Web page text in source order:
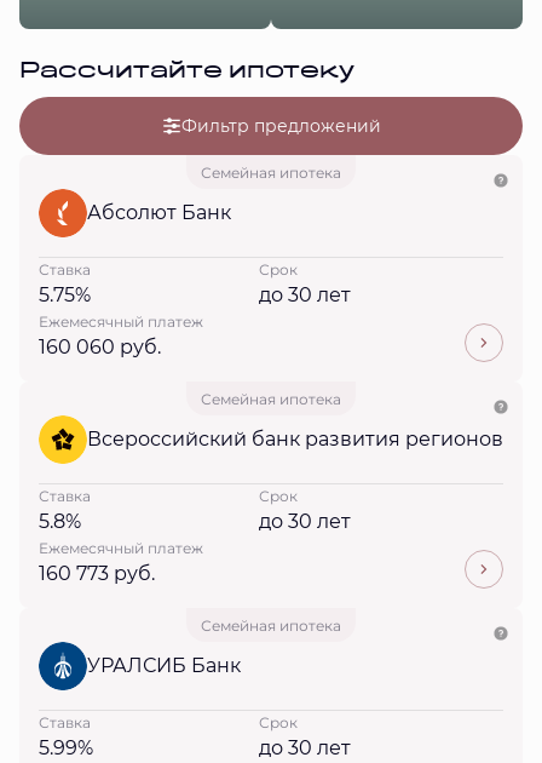
Рассчитайте ипотеку
Фильтр предложений
Семейная ипотека
Абсолют Банк
Ставка
5.75%
Срок
до 30 лет
Ежемесячный платеж
160 060 руб.
Семейная ипотека
Всероссийский банк развития регионов
Ставка
5.8%
Срок
до 30 лет
Ежемесячный платеж
160 773 руб.
Семейная ипотека
УРАЛСИБ Банк
Ставка
5.99%
Срок
до 30 лет